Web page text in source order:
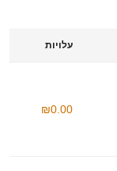
עלויות
₪0.00